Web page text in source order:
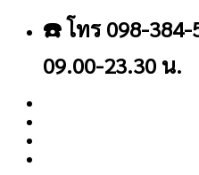
เนื้อหา
☎️ โทร 098-384-
09.00-23.30 น.